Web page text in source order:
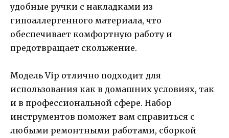
удобные ручки с накладками из
гипоаллергенного материала, что
обеспечивает комфортную работу и
предотвращает скольжение.
Модель Vip отлично подходит для
использования как в домашних условиях, так
и в профессиональной сфере. Набор
инструментов поможет вам справиться с
любыми ремонтными работами, сборкой